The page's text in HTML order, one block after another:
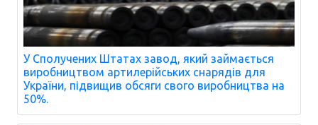
У Сполучених Штатах завод, який займається
виробництвом артилерійських снарядів для
України, підвищив обсяги свого виробництва на
50%.